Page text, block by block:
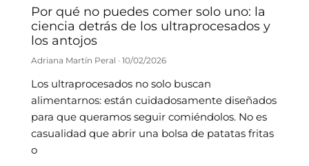
Por qué no puedes comer solo uno: la
ciencia detrás de los ultraprocesados y
los antojos
Adriana Martín Peral 10/02/2026
Los ultraprocesados no solo buscan
alimentarnos: están cuidadosamente diseñados
para que queramos seguir comiéndolos. No es
casualidad que abrir una bolsa de patatas fritas
o